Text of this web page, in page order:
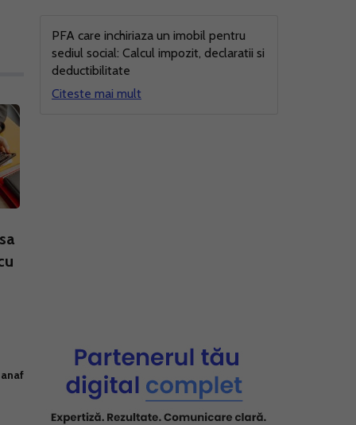
PFA care inchiriaza un imobil pentru
sediul social: Calcul impozit, declaratii si
deductibilitate
Citeste mai mult